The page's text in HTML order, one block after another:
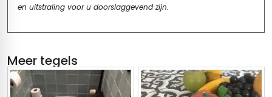
en uitstraling voor u doorslaggevend zijn.
Meer tegels